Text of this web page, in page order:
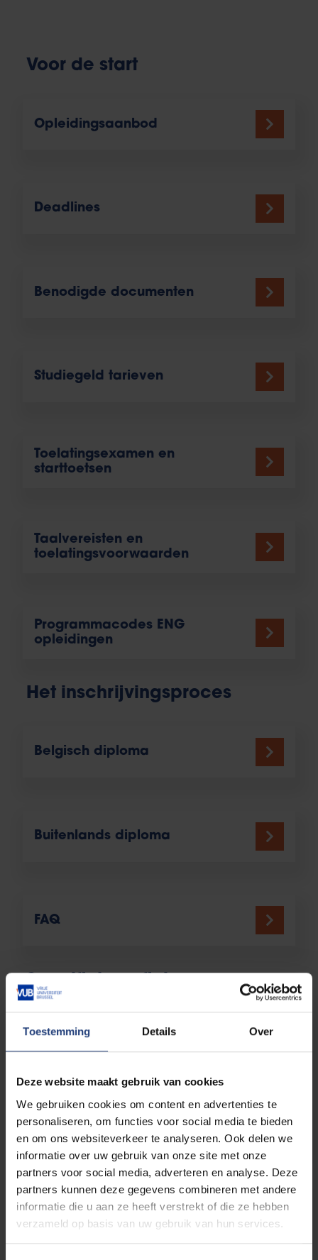
Toestemming Details Over
Deze website maakt gebruik van cookies
We gebruiken cookies om content en advertenties te
personaliseren, om functies voor social media te bieden
en om ons websiteverkeer te analyseren. Ook delen we
informatie over uw gebruik van onze site met onze
partners voor social media, adverteren en analyse. Deze
partners kunnen deze gegevens combineren met andere
informatie die u aan ze heeft verstrekt of die ze hebben
verzameld op basis van uw gebruik van hun services.
Voor de start
Opleidingsaanbod
Deadlines
Benodigde documenten
Studiegeld tarieven
Toelatingsexamen en
starttoetsen
Taalvereisten en
toelatingsvoorwaarden
Programmacodes ENG
opleidingen
Het inschrijvingsproces
Belgisch diploma
Buitenlands diploma
FAQ
Specifiek profiel
Werkstudent
Gaststudent
Gecombineerde inschrijving